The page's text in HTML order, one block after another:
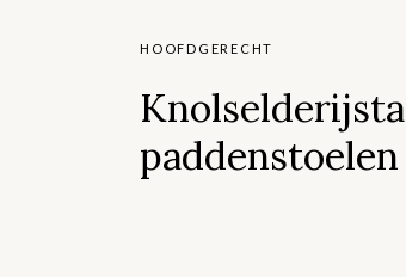
HOOFDGERECHT